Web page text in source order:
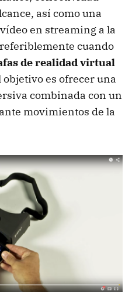
así como una
en streaming a la
cuando
de realidad virtual
objetivo es ofrecer una
combinada con un
movimientos de la